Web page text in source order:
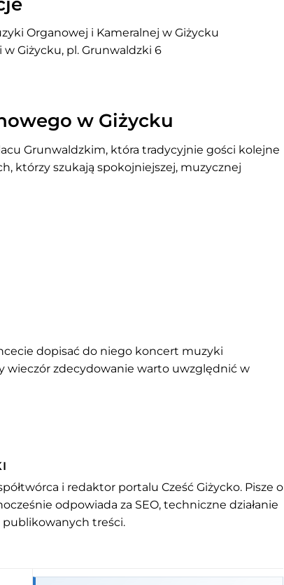
Organowej i Kameralnej w Giżycku
Giżycku, pl. Grunwaldzki 6
w Giżycku
Grunwaldzkim, która tradycyjnie gości kolejne
którzy szukają spokojniejszej, muzycznej
dopisać do niego koncert muzyki
wieczór zdecydowanie warto uwzględnić w
i redaktor portalu Cześć Giżycko. Pisze o
odpowiada za SEO, techniczne działanie
treści.